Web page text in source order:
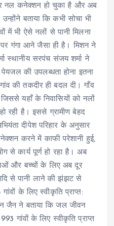
नल कनेक्शन हो चुका है और अब
बताया कि कभी सोचा भी
में भी ऐसे नलों से पानी मिलना
गंगा आने जैसा ही है। मिशन ने
स्थानीय सरपंच संजय शर्मा ने
की उपलब्धता होना इतना
की तकदीर ही बदल दी। गाँव
यहाँ के निवासियों को नलों
रही है। इससे ग्रामीण बेहद
दीपेश परिहार के अनुसार
करने में काफी परेशानी हुई,
से कार्य पूर्ण हो रहा है। अब
और बच्चों के लिए अब दूर
से पानी लाने की झंझट से
के लिए स्वीकृति प्राप्त:
जैन ने बताया कि जल जीवन
गांवों के लिए स्वीकृति प्राप्त